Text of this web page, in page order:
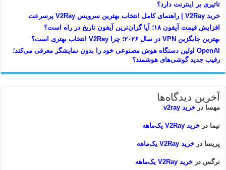
تاثیری بر اینترنت دارد؟
خرید V2Ray | راهنمای کامل انتخاب بهترین سرویس V2Ray پرسرعت
افزایش قیمت آیفون ۱۸؛ آیا گران‌ترین آیفون تاریخ در راه است؟
بهترین جایگزین VPN در سال ۲۰۲۶؛ چرا V2Ray انتخاب بهتری است؟
OpenAI اولین دستگاه هوش مصنوعی خود را بدون نمایشگر معرفی می‌کند؛
رقیب جدید گوشی‌های هوشمند؟
آخرین دیدگاه‌ها
مهسا درخرید v2ray
نیما درخرید V2Ray یک‌ماهه
پریسا درخرید V2Ray یک‌ماهه
نرگس درخرید V2Ray یک‌ماهه